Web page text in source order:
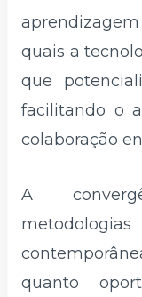
quais a
que
facilitando o
colaboração
A
quanto